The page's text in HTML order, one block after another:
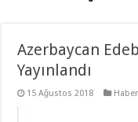
Azerbaycan
Yayınlandı
15 Ağustos 2018